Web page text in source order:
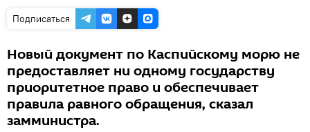
Подписаться
Новый документ по Каспийскому морю не
предоставляет ни одному государству
приоритетное право и обеспечивает
правила равного обращения, сказал
замминистра.